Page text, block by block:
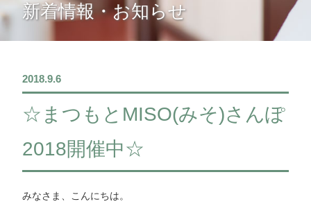
新着情報・お知らせ
2018.9.6
☆まつもとMISO(みそ)さんぽ
2018開催中☆
みなさま、こんにちは。